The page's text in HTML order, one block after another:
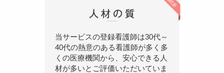
当サービスの登録看護師は30代～
40代の熱意のある看護師が多く多
くの医療機関から、安心できる人
材が多いとご評価いただいていま